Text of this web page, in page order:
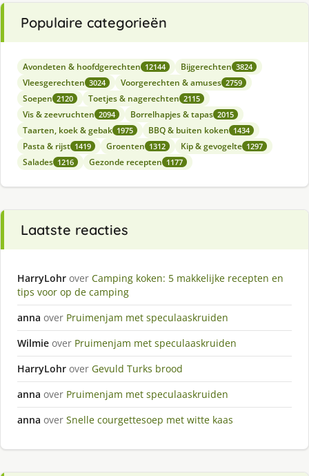
Populaire categorieën
Avondeten & hoofdgerechten 12144 Bijgerechten 3824
Vleesgerechten 3024 Voorgerechten & amuses 2759
Soepen 2120 Toetjes & nagerechten 2115
Vis & zeevruchten 2094 Borrelhapjes & tapas 2015
Taarten, koek & gebak 1975 BBQ & buiten koken 1434
Pasta & rijst 1419 Groenten 1312 Kip & gevogelte 1297
Salades 1216 Gezonde recepten 1177
Laatste reacties
HarryLohr over Camping koken: 5 makkelijke recepten en
tips voor op de camping
anna over Pruimenjam met speculaaskruiden
Wilmie over Pruimenjam met speculaaskruiden
HarryLohr over Gevuld Turks brood
anna over Pruimenjam met speculaaskruiden
anna over Snelle courgettesoep met witte kaas